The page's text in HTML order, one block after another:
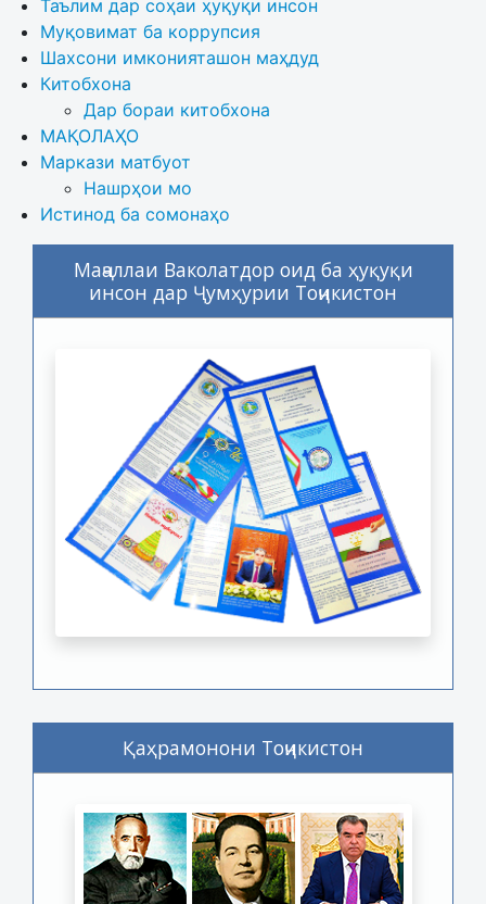
Таълим дар соҳаи ҳуқуқи инсон
Муқовимат ба коррупсия
Шахсони имконияташон маҳдуд
Китобхона
Дар бораи китобхона
МАҚОЛАҲО
Маркази матбуот
Нашрҳои мо
Истинод ба сомонаҳо
Маҷаллаи Ваколатдор оид ба ҳуқуқи
инсон дар Ҷумҳурии Тоҷикистон
Қаҳрамонони Тоҷикистон